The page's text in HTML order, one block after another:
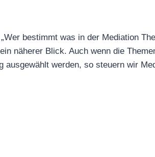
bestimmt was in der Mediation
näherer Blick. Auch wenn die
ausgewählt werden, so steuern wir